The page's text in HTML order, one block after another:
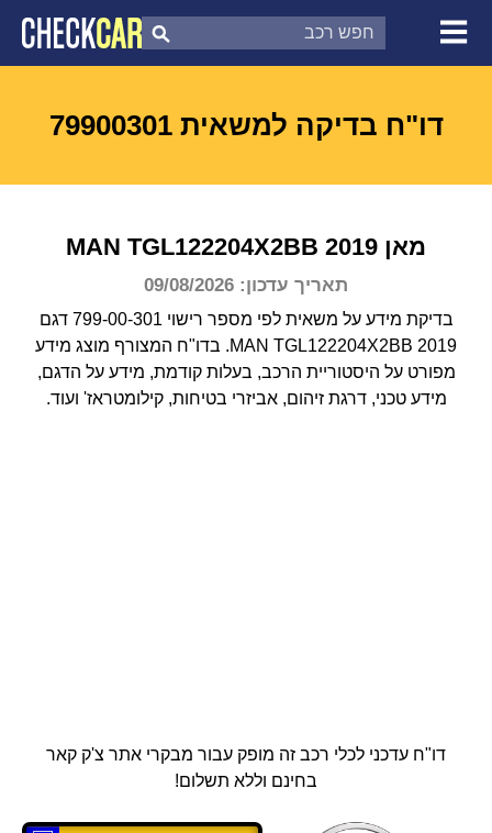
צ'ק קאר
דוח בדיקת רכב
דו"ח בדיקה למשאית 79900301
מאן MAN TGL122204X2BB 2019
תאריך עדכון: 09/08/2026
בדיקת מידע על משאית לפי מספר רישוי 799-00-301 דגם
MAN TGL122204X2BB 2019.
בדו"ח המצורף מוצג מידע
מפורט על היסטוריית הרכב, בעלות קודמת, מידע על הדגם,
מידע טכני, דרגת זיהום, אביזרי בטיחות, קילומטראז' ועוד.
דו"ח עדכני לכלי רכב זה מופק עבור מבקרי אתר צ'ק קאר
בחינם וללא תשלום!